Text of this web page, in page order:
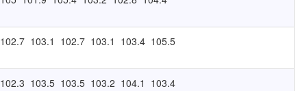
102.7 103.1 102.7 103.1 103.4 105.5
102.3 103.5 103.5 103.2 104.1 103.4